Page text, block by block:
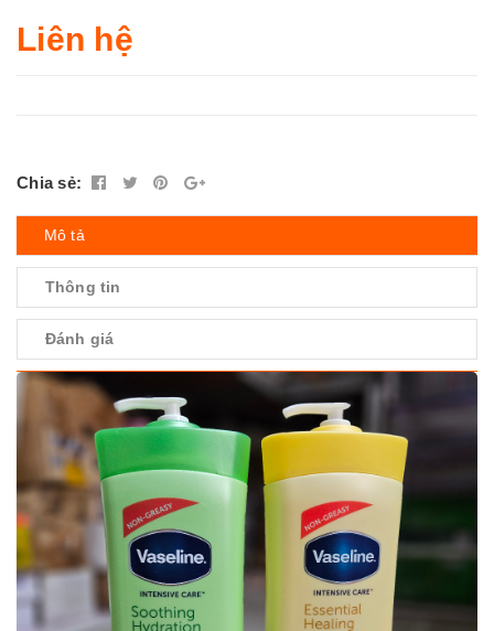
Liên hệ
Chia sẻ:
Mô tả
Thông tin
Đánh giá